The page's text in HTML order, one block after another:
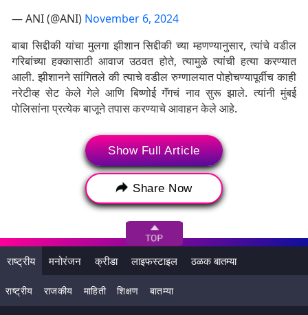
— ANI (@ANI) November 6, 2024
बाबा सिद्दीकी यांचा मुलगा झीशान सिद्दीकी च्या म्हणण्यानुसार, त्यांचे वडील
गरिबांच्या हक्कासाठी आवाज उठवत होते, त्यामुळे त्यांची हत्या करण्यात
आली. झीशानने सांगितले की त्याचे वडील रुग्णालयात पोहोचण्यापूर्वीच काही
नरेटीव्ह सेट केले गेले आणि बिष्णोई गॅंगचं नाव सुरू झाले. त्यांनी मुंबई
पोलिसांना प्रत्येक बाजूने तपास करण्याचे आवाहन केले आहे.
Baba Siddiqui Murder Case
Khar Police Station बाबा सिद्दीकी
बिष्णोई गॅंग खार पोलिस स्टेशन
Show Full Article
Share Now
राष्ट्रीय मनोरंजन क्रीडा लाइफस्टाइल ठळक बातम्या
राष्ट्रीय राजकीय माहिती शिक्षण बातम्या